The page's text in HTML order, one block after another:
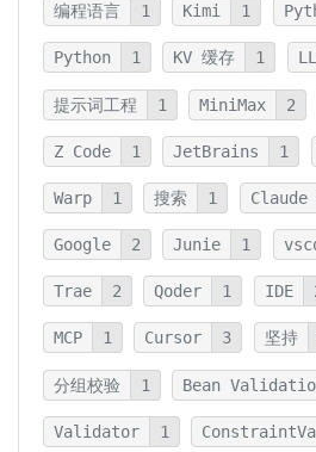
编程语言 1 Kimi 1
Python 1 KV 缓存 1
提示词工程 1 MiniMax 2
Z Code 1 JetBrains 1
Warp 1 搜索 1 Claude
Google 2 Junie 1
Trae 2 Qoder 1 IDE
MCP 1 Cursor 3 坚持
分组校验 1 Bean
Validator 1